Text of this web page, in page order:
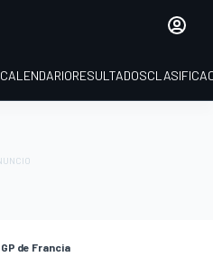
CALENDARIORESULTADOS
GP de Francia